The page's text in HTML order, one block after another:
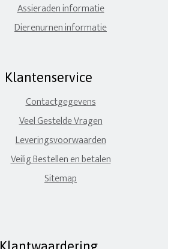
Assieraden informatie
Dierenurnen informatie
Klantenservice
Contactgegevens
Veel Gestelde Vragen
Leveringsvoorwaarden
Veilig Bestellen en betalen
Sitemap